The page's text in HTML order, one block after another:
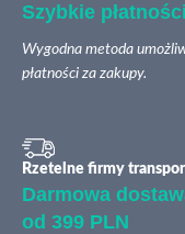
Szybkie płatności
Wygodna metoda
płatności za zakupy.
Rzetelne firmy
Darmowa
od 399 PLN